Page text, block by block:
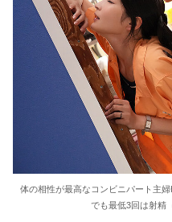
体の相性が最高なコンビニパート主
でも最低3回は射精